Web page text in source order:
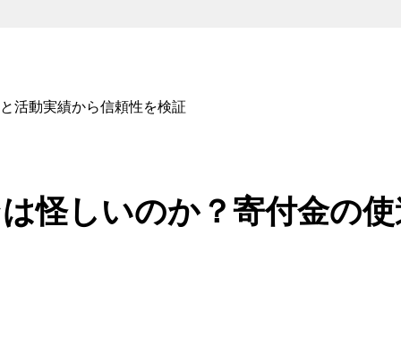
活動実績から信頼性を検証
怪しいのか？寄付金の